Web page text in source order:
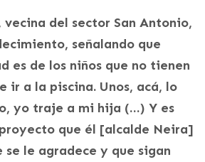
del sector San Antonio,
señalando que
es de los niños que no tienen
ir a la piscina. Unos, acá, lo
yo traje a mi hija (…) Y es
que él [alcalde Neira]
se le agradece y que sigan